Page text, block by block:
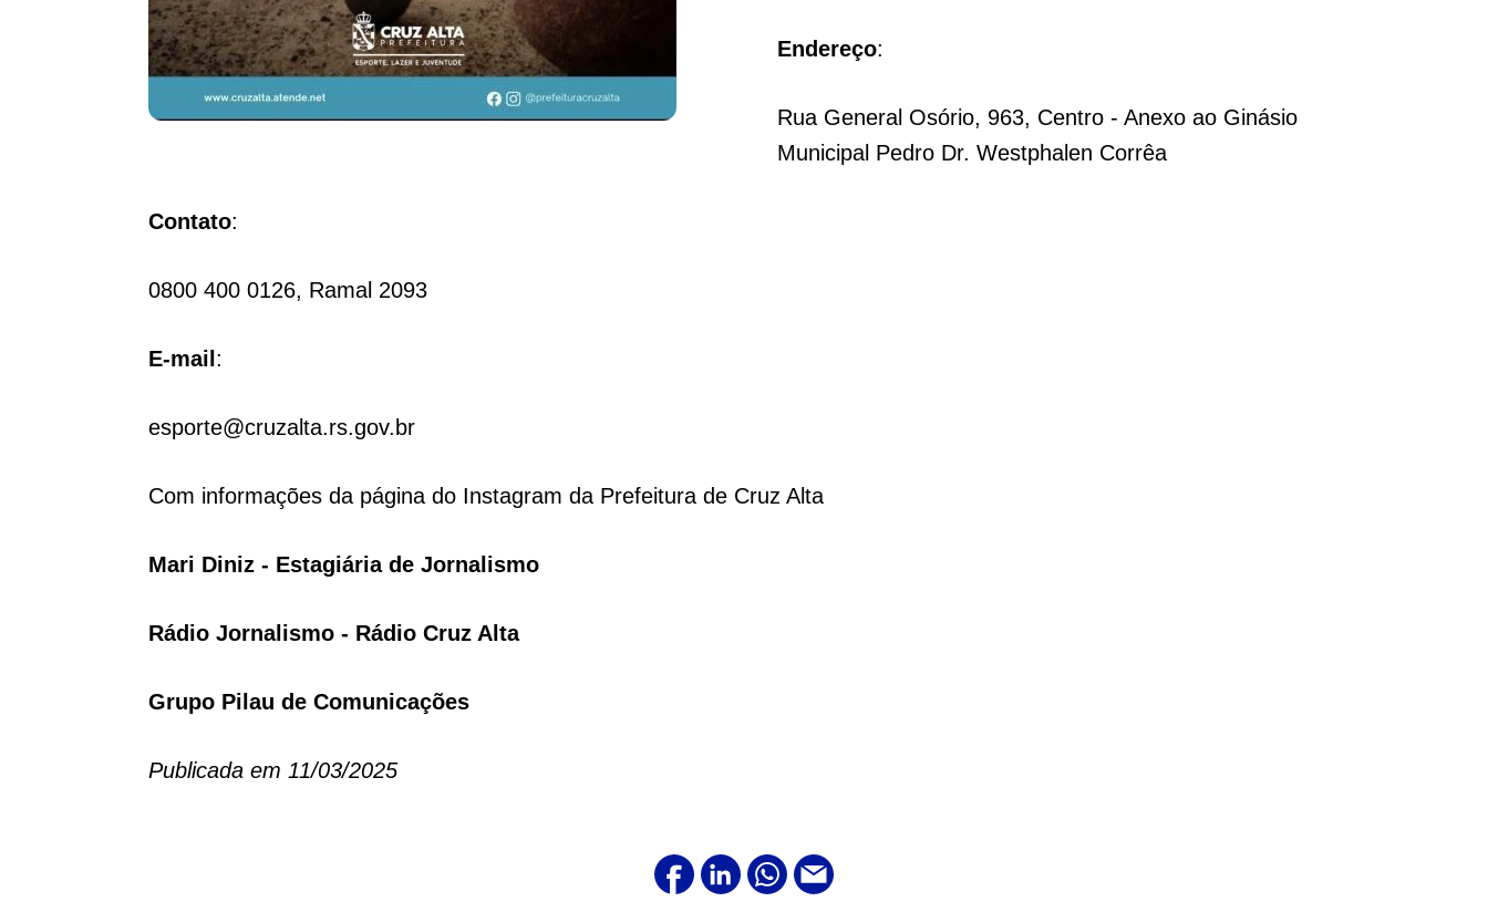
Endereço:
Rua General Osório, 963, Centro - Anexo ao Ginásio
Municipal Pedro Dr. Westphalen Corrêa
Contato:
0800 400 0126, Ramal 2093
E-mail :
esporte@cruzalta.rs.gov.br
Com informações da página do Instagram da Prefeitura de Cruz Alta
Mari Diniz - Estagiária de Jornalismo
Rádio Jornalismo - Rádio Cruz Alta
Grupo Pilau de Comunicações
Publicada em 11/03/2025